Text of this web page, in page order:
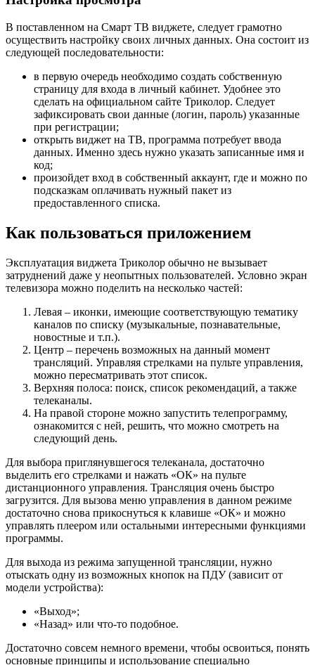
В поставленном на Смарт ТВ виджете, следует грамотно
осуществить настройку своих личных данных. Она состоит из
следующей последовательности:
в первую очередь необходимо создать собственную
страницу для входа в личный кабинет. Удобнее это
сделать на официальном сайте Триколор. Следует
зафиксировать свои данные (логин, пароль) указанные
при регистрации;
открыть виджет на ТВ, программа потребует ввода
данных. Именно здесь нужно указать записанные имя и
код;
произойдет вход в собственный аккаунт, где и можно по
подсказкам оплачивать нужный пакет из
предоставленного списка.
Как пользоваться приложением
Эксплуатация виджета Триколор обычно не вызывает
затруднений даже у неопытных пользователей. Условно экран
телевизора можно поделить на несколько частей:
Левая – иконки, имеющие соответствующую тематику
каналов по списку (музыкальные, познавательные,
новостные и т.п.).
Центр – перечень возможных на данный момент
трансляций. Управляя стрелками на пульте управления,
можно пересматривать этот список.
Верхняя полоса: поиск, список рекомендаций, а также
телеканалы.
На правой стороне можно запустить телепрограмму,
ознакомится с ней, решить, что можно смотреть на
следующий день.
Для выбора приглянувшегося телеканала, достаточно
выделить его стрелками и нажать «ОК» на пульте
дистанционного управления. Трансляция очень быстро
загрузится. Для вызова меню управления в данном режиме
достаточно снова прикоснуться к клавише «ОК» и можно
управлять плеером или остальными интересными функциями
программы.
Для выхода из режима запущенной трансляции, нужно
отыскать одну из возможных кнопок на ПДУ (зависит от
модели устройства):
«Выход»;
«Назад» или что-то подобное.
Достаточно совсем немного времени, чтобы освоиться, понять
основные принципы и использование специально